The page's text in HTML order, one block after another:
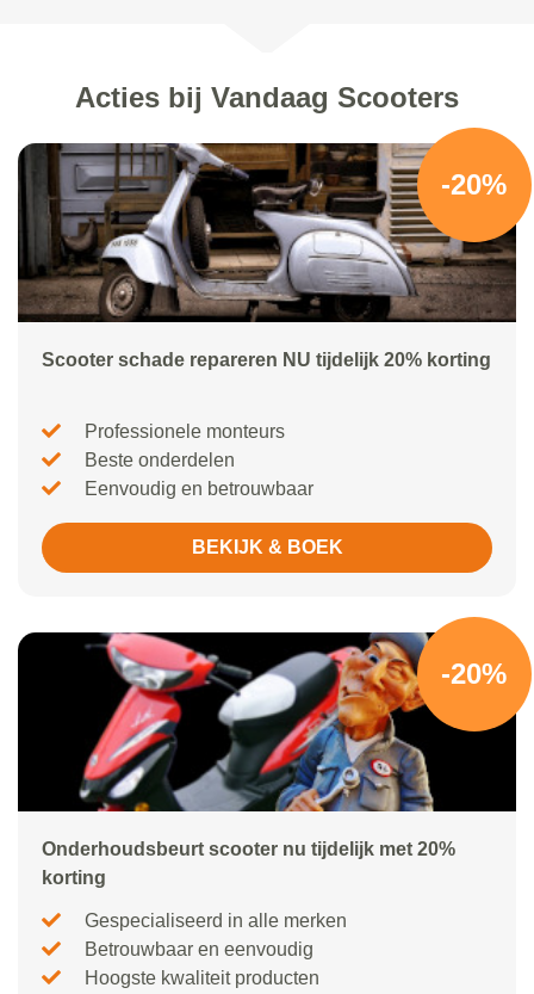
Acties bij Vandaag Scooters
-20%
Scooter schade repareren NU tijdelijk 20% korting
Professionele monteurs
Beste onderdelen
Eenvoudig en betrouwbaar
BEKIJK & BOEK
-20%
Onderhoudsbeurt scooter nu tijdelijk met 20%
korting
Gespecialiseerd in alle merken
Betrouwbaar en eenvoudig
Hoogste kwaliteit producten